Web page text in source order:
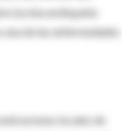
la miocardiopatía
de las enfermedades
locales de